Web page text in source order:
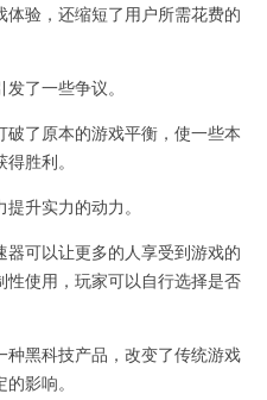
验，还缩短了用户所需花费的
了一些争议。
了原本的游戏平衡，使一些本
胜利。
升实力的动力。
可以让更多的人享受到游戏的
使用，玩家可以自行选择是否
黑科技产品，改变了传统游戏
影响。